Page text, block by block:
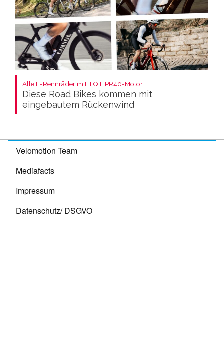
Alle E-Rennräder mit TQ HPR40-Motor:
Diese Road Bikes kommen mit
eingebautem Rückenwind
Velomotion Team
Mediafacts
Impressum
Datenschutz/ DSGVO